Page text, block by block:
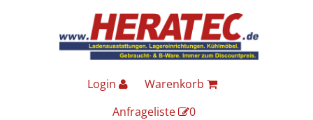
Login
Warenkorb
Anfrageliste
0